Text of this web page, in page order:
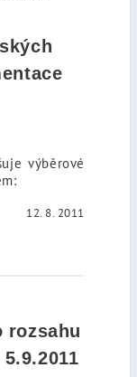
výběrové
12. 8. 2011
rozsahu